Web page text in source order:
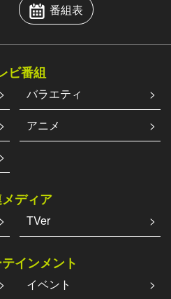
番組表
ビ番組
バラエティ
アニメ
ディア
TVer
インメント
イベント